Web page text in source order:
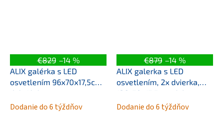
€829 –14 %
ALIX galérka s LED
osvetlením 96x70x17,5cm,
dub Alabama
Dodanie do 6 týždňov
€879 –14 %
ALIX galerka s LED
osvetlením, 2x dvierka,
126x70x17,5cm, dub
Alabama
Dodanie do 6 týždňov